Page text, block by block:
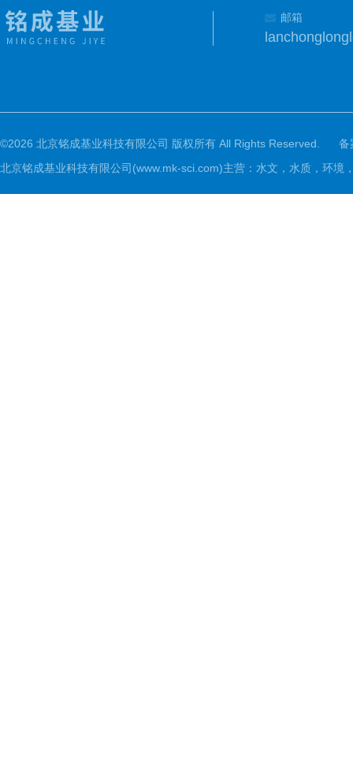
邮箱
©2026 北京铭成基业科技有限公司 版权所有 All Rights Reserved.
备
北京铭成基业科技有限公司(www.mk-sci.com)主营：水文，水质，环境